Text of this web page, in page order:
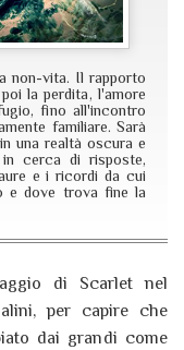
non-vita. Il rapporto
la perdita, l'amore
fino all'incontro
familiare. Sarà
una realtà oscura e
cerca di risposte,
e i ricordi da cui
e dove trova fine la
di Scarlet nel
per capire che
dai grandi come